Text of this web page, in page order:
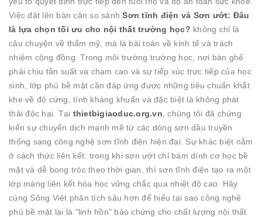
Việc đặt lên bàn cân so sánhSơn tĩnh điện và Sơn ướt: Đâu
là lựa chọn tối ưu cho nội thất trường học? không chỉ là
câu chuyện về thẩm mỹ, mà là bài toán về kinh tế và trách
nhiệm cộng đồng. Trong môi trường trường học, nơi bàn ghế
phải chịu tần suất va chạm cao và sự tiếp xúc trực tiếp của học
sinh, lớp phủ bề mặt cần đáp ứng được những tiêu chuẩn khắt
khe về độ cứng, tính kháng khuẩn và đặc biệt là không phát
thải độc hại. Tại thietbigiaoduc.org.vn , chúng tôi đã chứng
kiến sự chuyển dịch mạnh mẽ từ các dòng sơn dầu truyền
thống sang công nghệ sơn tĩnh điện hiện đại. Sự khác biệt nằm
ở cách thức liên kết: trong khi sơn ướt chỉ bám dính cơ học bề
mặt và dễ bong tróc theo thời gian, thì sơn tĩnh điện tạo ra một
lớp màng liên kết hóa học vững chắc qua nhiệt độ cao. Hãy
cùng Sông Việt phân tích sâu hơn để hiểu tại sao công nghệ
phủ bề mặt lại là "linh hồn" bảo chứng cho chất lượng nội thất